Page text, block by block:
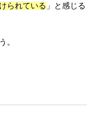
られている 」と感じる
。